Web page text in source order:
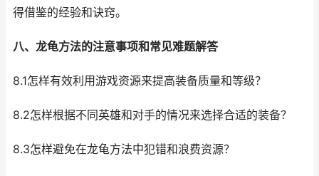
得借鉴的经验和诀窍。
八、龙龟方法的注意事项和常见难题解答
8.1怎样有效利用游戏资源来提高装备质量和等级？
8.2怎样根据不同英雄和对手的情况来选择合适的装备？
8.3怎样避免在龙龟方法中犯错和浪费资源？